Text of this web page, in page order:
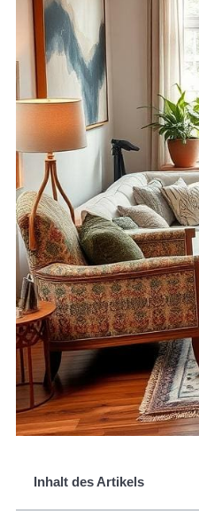
Inhalt des Artikels